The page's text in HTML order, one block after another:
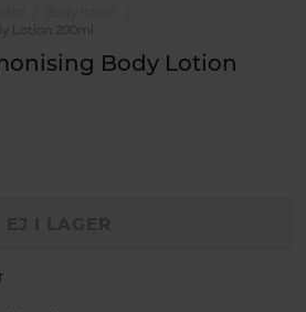
Lotion 200ml
Body Lotion